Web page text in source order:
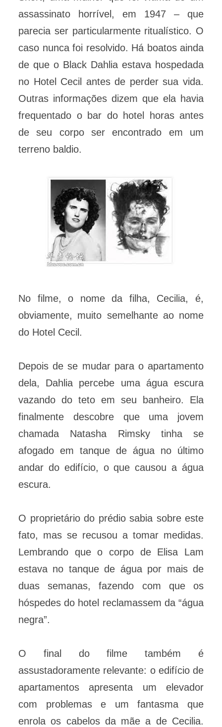
assassinato horrível, em 1947 – que
parecia ser particularmente ritualístico. O
caso nunca foi resolvido. Há boatos ainda
de que o Black Dahlia estava hospedada
no Hotel Cecil antes de perder sua vida.
Outras informações dizem que ela havia
frequentado o bar do hotel horas antes
de seu corpo ser encontrado em um
terreno baldio.
No filme, o nome da filha, Cecilia, é,
obviamente, muito semelhante ao nome
do Hotel Cecil.
Depois de se mudar para o apartamento
dela, Dahlia percebe uma água escura
vazando do teto em seu banheiro. Ela
finalmente descobre que uma jovem
chamada Natasha Rimsky tinha se
afogado em tanque de água no último
andar do edifício, o que causou a água
escura.
O proprietário do prédio sabia sobre este
fato, mas se recusou a tomar medidas.
Lembrando que o corpo de Elisa Lam
estava no tanque de água por mais de
duas semanas, fazendo com que os
hóspedes do hotel reclamassem da “água
negra”.
O final do filme também é
assustadoramente relevante: o edifício de
apartamentos apresenta um elevador
com problemas e um fantasma que
enrola os cabelos da mãe a de Cecilia.